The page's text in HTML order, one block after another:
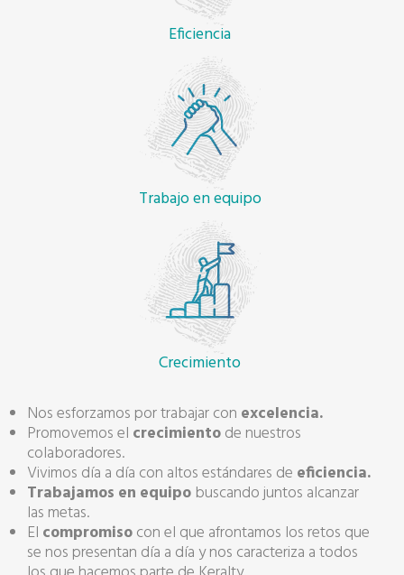
Eficiencia
Trabajo en equipo
Crecimiento
Nos esforzamos por trabajar con excelencia.
Promovemos el crecimientode nuestros
colaboradores.
Vivimos día a día con altos estándares de eficiencia.
Trabajamos en equipobuscando juntos alcanzar
las metas.
El compromisocon el que afrontamos los retos que
se nos presentan día a día y nos caracteriza a todos